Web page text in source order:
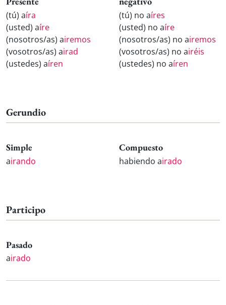
(tú) aíra
(usted) aíre
(nosotros/as) airemos
(vosotros/as) airad
(ustedes) aíren
(tú) no aíres
(usted) no aíre
(nosotros/as) no airemos
(vosotros/as) no airéis
(ustedes) no aíren
Gerundio
Simple
airando
Compuesto
habiendo airado
Participo
Pasado
airado